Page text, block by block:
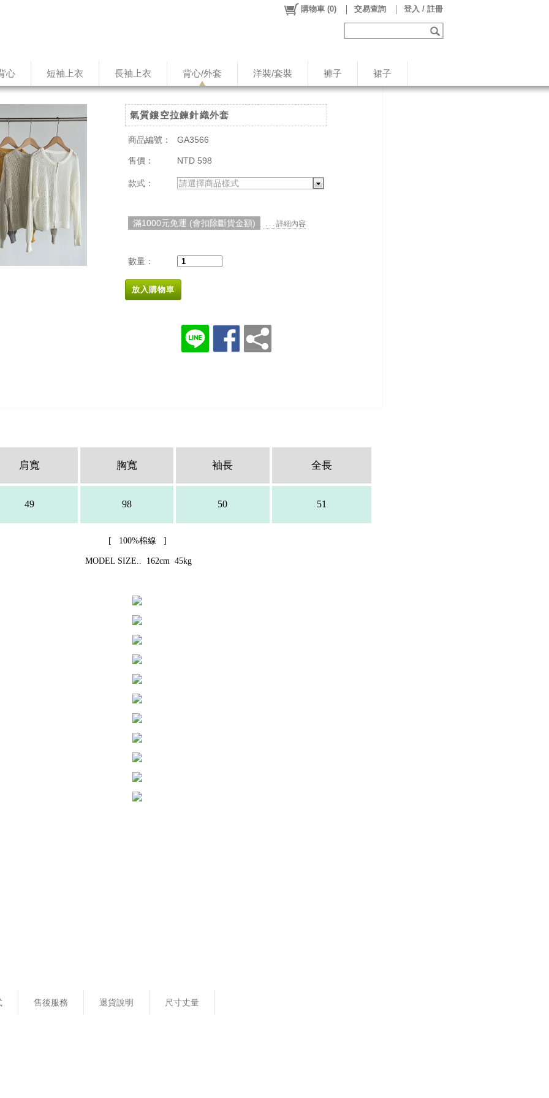
心 短袖上衣 長袖上衣 背心/外套 洋裝/套裝 褲子 裙子
購物車 (0) 交易查詢 登入 / 註冊
氣質鏤空拉鍊針織外套
商品編號： GA3566
售價： NTD 598
款式： 請選擇商品樣式
滿1000元免運 (會扣除斷貨金額) . . . 詳細內容
數量：
放入購物車
售後服務 退貨說明 尺寸丈量